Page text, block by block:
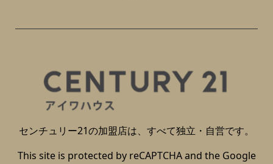
センチュリー21の加盟店は、すべて独立・自営です。
This site is protected by reCAPTCHA and the Google